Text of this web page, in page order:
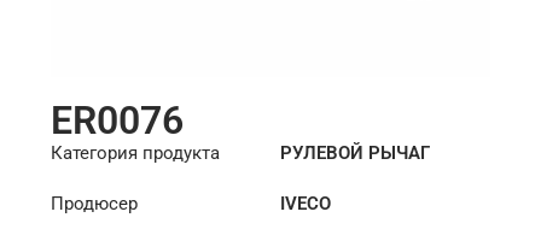
ER0076
Категория продукта РУЛЕВОЙ РЫЧАГ
Продюсер IVECO